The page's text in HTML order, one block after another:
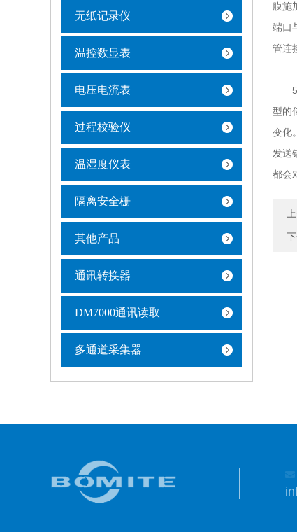
无纸记录仪
温控数显表
电压电流表
过程校验仪
温湿度仪表
隔离安全栅
其他产品
通讯转换器
DM7000通讯读取
多通道采集器
膜施
端口
管连
5、
型的
变化
发送
都会